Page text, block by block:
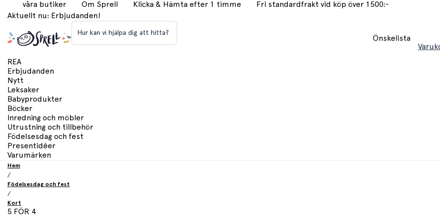
våra butiker Om Sprell Klicka & Hämta efter 1 timme
Fri standardfrakt vid köp över 1500:-
Aktuellt nu: Erbjudanden!
Hur kan vi hjälpa dig att hitta?
Önskelista
REA
Erbjudanden
Nytt
Leksaker
Babyprodukter
Böcker
Inredning och möbler
Utrustning och tillbehör
Födelsesdag och fest
Presentidéer
Varumärken
Hem
/
Födelsesdag och fest
/
Kort
5 FÖR 4